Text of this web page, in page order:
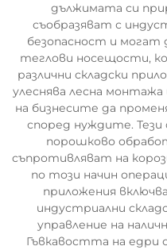
дължимата си
съобразяват с
безопасност и
теглови носещости,
различни складски
улеснява лесна монтажа
на бизнесите да
според нуждите.
порошково
съпротивляват на
по този начин
приложения
индустриални
управление на
Гъвкавостта на едри